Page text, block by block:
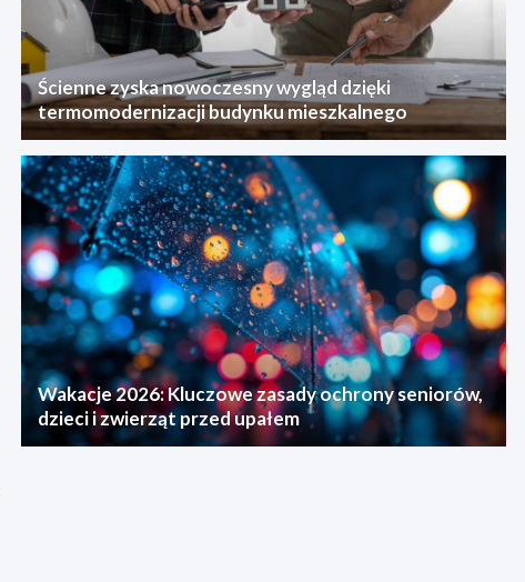
Ścienne zyska nowoczesny wygląd dzięki
termomodernizacji budynku mieszkalnego
Wakacje 2026: Kluczowe zasady ochrony seniorów,
dzieci i zwierząt przed upałem